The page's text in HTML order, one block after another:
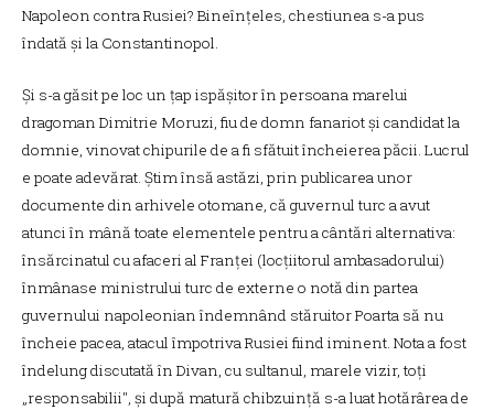
Napoleon contra Rusiei? Bineînțeles, chestiunea s-a pus
îndată și la Constantinopol.
Și s-a găsit pe loc un țap ispășitor în persoana marelui
dragoman Dimitrie Moruzi, fiu de domn fanariot și candidat la
domnie, vinovat chipurile de a fi sfătuit încheierea păcii. Lucrul
e poate adevărat. Știm însă astăzi, prin publicarea unor
documente din arhivele otomane, că guvernul turc a avut
atunci în mână toate elementele pentru a cântări alternativa:
însărcinatul cu afaceri al Franței (locțiitorul ambasadorului)
înmânase ministrului turc de externe o notă din partea
guvernului napoleonian îndemnând stăruitor Poarta să nu
încheie pacea, atacul împotriva Rusiei fiind iminent. Nota a fost
îndelung discutată în Divan, cu sultanul, marele vizir, toți
„responsabilii", și după matură chibzuință s-a luat hotărârea de